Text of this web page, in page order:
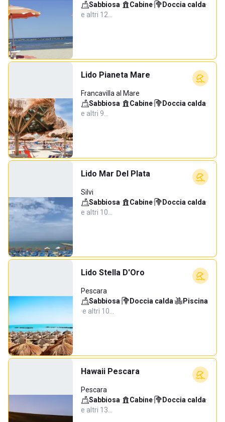
Sabbiosa· Cabine· Doccia calda·
e altri 12…
Lido Pianeta Mare
Francavilla al Mare
Sabbiosa· Cabine· Doccia calda·
e altri 9…
Lido Mar Del Plata
Silvi
Sabbiosa· Cabine· Doccia calda·
e altri 10…
Lido Stella D'Oro
Pescara
Sabbiosa· Doccia calda·
Piscina
·e altri 10…
Hawaii Pescara
Pescara
Sabbiosa· Cabine· Doccia calda·
e altri 13…